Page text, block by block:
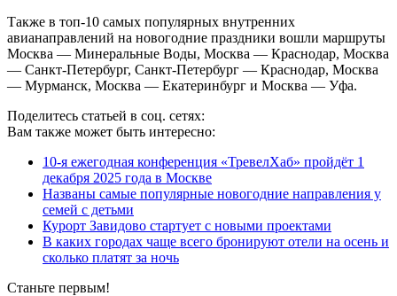
Также в топ-10 самых популярных внутренних
авианаправлений на новогодние праздники вошли маршруты
Москва — Минеральные Воды, Москва — Краснодар, Москва
— Санкт-Петербург, Санкт-Петербург — Краснодар, Москва
— Мурманск, Москва — Екатеринбург и Москва — Уфа.
Поделитесь статьей в соц. сетях:
Вам также может быть интересно:
10-я ежегодная конференция «ТревелХаб» пройдёт 1
декабря 2025 года в Москве
Названы самые популярные новогодние направления у
семей с детьми
Курорт Завидово стартует с новыми проектами
В каких городах чаще всего бронируют отели на осень и
сколько платят за ночь
Станьте первым!